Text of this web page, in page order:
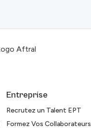
Entreprise
Recrutez un Talent EPT
Formez Vos Collaborateurs